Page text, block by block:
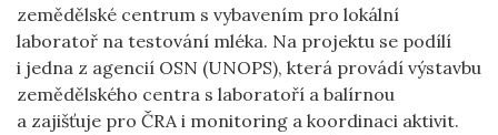
zemědělské centrum s vybavením pro lokální
laboratoř na testování mléka. Na projektu se podílí
i jedna z agencií OSN (UNOPS), která provádí výstavbu
zemědělského centra s laboratoří a balírnou
a zajišťuje pro ČRA i monitoring a koordinaci aktivit.